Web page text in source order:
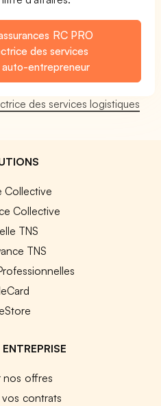
RC PRO
des services
entrepreneur
des services logistiques
Collective
Collective
TNS
TNS
nos offres
contrats